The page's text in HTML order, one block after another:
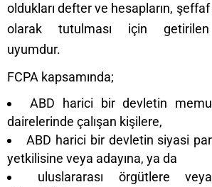
oldukları defter ve hesapların,
olarak tutulması için getirilen
uyumdur.
FCPA kapsamında;
ABD harici bir devletin
dairelerinde çalışan kişilere,
ABD harici bir devletin siyasi
yetkilisine veya adayına, ya da
uluslararası örgütlere